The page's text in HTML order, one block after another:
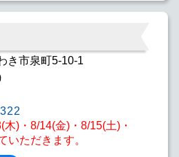
き市泉町5-10-1
)・8/14(金)・8/15(土)・
いただきます。